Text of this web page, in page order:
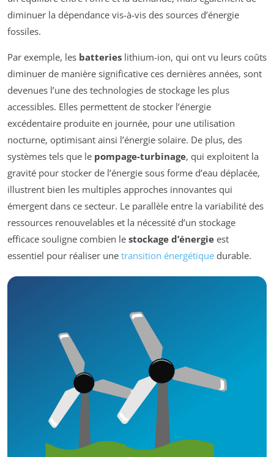
diminuer la dépendance vis-à-vis des sources d’énergie
fossiles.
Par exemple, les batteries lithium-ion, qui ont vu leurs coûts
diminuer de manière significative ces dernières années, sont
devenues l’une des technologies de stockage les plus
accessibles. Elles permettent de stocker l’énergie
excédentaire produite en journée, pour une utilisation
nocturne, optimisant ainsi l’énergie solaire. De plus, des
systèmes tels que le pompage-turbinage, qui exploitent la
gravité pour stocker de l’énergie sous forme d’eau déplacée,
illustrent bien les multiples approches innovantes qui
émergent dans ce secteur. Le parallèle entre la variabilité des
ressources renouvelables et la nécessité d’un stockage
efficace souligne combien le stockage d’énergie est
essentiel pour réaliser une transition énergétique durable.